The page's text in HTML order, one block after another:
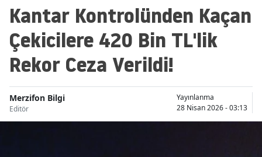
Kantar Kontrolünden Kaçan
Çekicilere 420 Bin TL'lik
Rekor Ceza Verildi!
Merzifon Bilgi
Editör
Yayınlanma
28 Nisan 2026 - 03:13